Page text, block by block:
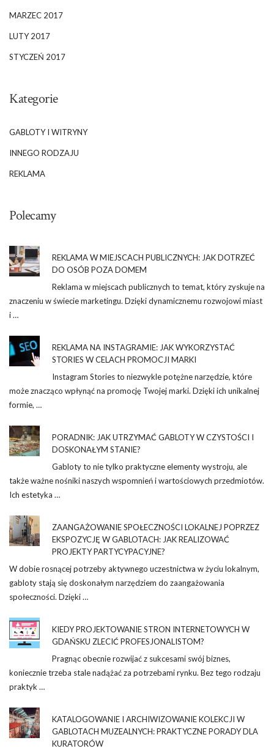
MARZEC 2017
LUTY 2017
STYCZEŃ 2017
Kategorie
GABLOTY I WITRYNY
INNEGO RODZAJU
REKLAMA
Polecamy
REKLAMA W MIEJSCACH PUBLICZNYCH: JAK DOTRZEĆ
DO OSÓB POZA DOMEM
Reklama w miejscach publicznych to temat, który zyskuje na
znaczeniu w świecie marketingu. Dzięki dynamicznemu rozwojowi miast
i …
REKLAMA NA INSTAGRAMIE: JAK WYKORZYSTAĆ
STORIES W CELACH PROMOCJI MARKI
Instagram Stories to niezwykle potężne narzędzie, które
może znacząco wpłynąć na promocję Twojej marki. Dzięki ich unikalnej
formie, …
PORADNIK: JAK UTRZYMAĆ GABLOTY W CZYSTOŚCI I
DOSKONAŁYM STANIE?
Gabloty to nie tylko praktyczne elementy wystroju, ale
także ważne nośniki naszych wspomnień i wartościowych przedmiotów.
Ich estetyka …
ZAANGAŻOWANIE SPOŁECZNOŚCI LOKALNEJ POPRZEZ
EKSPOZYCJĘ W GABLOTACH: JAK REALIZOWAĆ
PROJEKTY PARTYCYPACYJNE?
W dobie rosnącej potrzeby aktywnego uczestnictwa w życiu lokalnym,
gabloty stają się doskonałym narzędziem do zaangażowania
społeczności. Dzięki …
KIEDY PROJEKTOWANIE STRON INTERNETOWYCH W
GDAŃSKU ZLECIĆ PROFESJONALISTOM?
Pragnąc obecnie rozwijać z sukcesami swój biznes,
koniecznie trzeba stale nadążać za potrzebami rynku. Bez tego rodzaju
praktyk …
KATALOGOWANIE I ARCHIWIZOWANIE KOLEKCJI W
GABLOTACH MUZEALNYCH: PRAKTYCZNE PORADY DLA
KURATORÓW